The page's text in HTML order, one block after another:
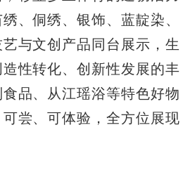
、侗绣、银饰、蓝靛染、
与文创产品同台展示，生
性转化、创新性发展的丰
品、从江瑶浴等特色好物
尝、可体验，全方位展现